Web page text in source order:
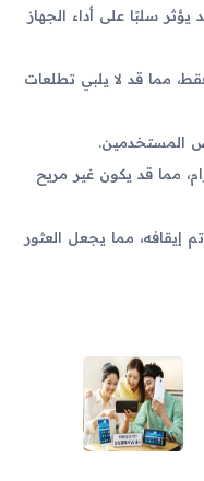
قد يؤثر سلبًا على أداء الجهاز
2 ميجابكسل فقط، مما قد لا يلبي تطلعات
ثقيل إلى حد ما بوزن 245 جرام، مما قد يكون غير مريح
عن الجهاز في عام 2014 وتم إيقافه، مما يجعل العثور